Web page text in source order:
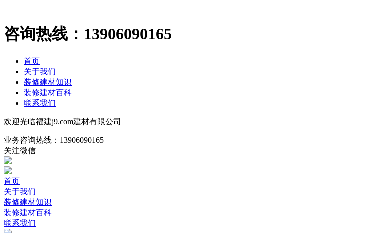
咨询热线： 13906090165
首页
关于我们
装修建材知识
装修建材百科
联系我们
欢迎光临福建j9.com建材有限公司
业务咨询热线： 13906090165
关注微信
首页
关于我们
装修建材知识
装修建材百科
联系我们